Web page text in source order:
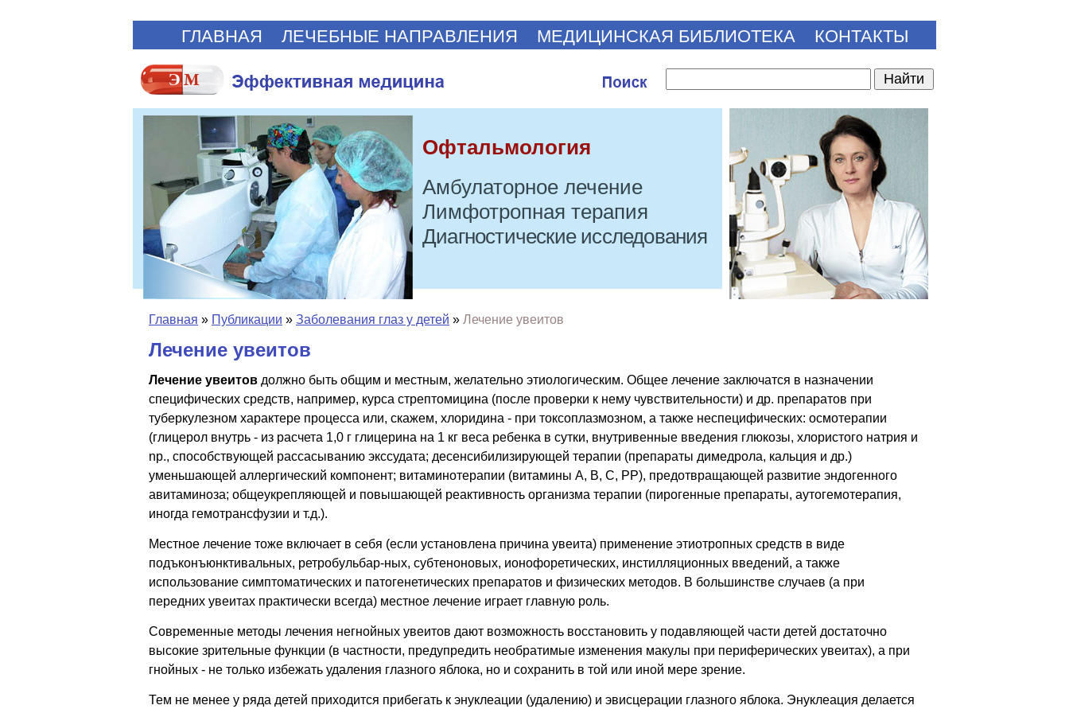
ГЛАВНАЯ ЛЕЧЕБНЫЕ НАПРАВЛЕНИЯ МЕДИЦИНСКАЯ БИБЛИОТЕКА КОНТАКТЫ
Офтальмология
Амбулаторное лечение
Лимфотропная терапия
Диагностические исследования
Главная » Публикации » Заболевания глаз у детей » Лечение увеитов
Лечение увеитов
Лечение увеитов должно быть общим и местным, желательно этиологическим. Общее лечение заключатся в назначении
специфических средств, например, курса стрептомицина (после проверки к нему чувствительности) и др. препаратов при
туберкулезном характере процесса или, скажем, хлоридина - при токсоплазмозном, а также неспецифических: осмотерапии
(глицерол внутрь - из расчета 1,0 г глицерина на 1 кг веса ребенка в сутки, внутривенные введения глюкозы, хлористого натрия и
np., способствующей рассасыванию экссудата; десенсибилизирующей терапии (препараты димедрола, кальция и др.)
уменьшающей аллергический компонент; витаминотерапии (витамины А, В, С, РР), предотвращающей развитие эндогенного
авитаминоза; общеукрепляющей и повышающей реактивность организма терапии (пирогенные препараты, аутогемотерапия,
иногда гемотрансфузии и т.д.).
Местное лечение тоже включает в себя (если установлена причина увеита) применение этиотропных средств в виде
подъконъюнктивальных, ретробульбар-ных, субтеноновых, ионофоретических, инстилляционных введений, а также
использование симптоматических и патогенетических препаратов и физических методов. В большинстве случаев (а при
передних увеитах практически всегда) местное лечение играет главную роль.
Современные методы лечения негнойных увеитов дают возможность восстановить у подавляющей части детей достаточно
высокие зрительные функции (в частности, предупредить необратимые изменения макулы при периферических увеитах), а при
гнойных - не только избежать удаления глазного яблока, но и сохранить в той или иной мере зрение.
Тем не менее у ряда детей приходится прибегать к энуклеации (удалению) и эвисцерации глазного яблока. Энуклеация делается